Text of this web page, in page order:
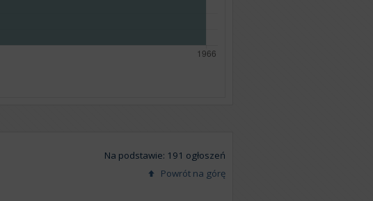
Na podstawie: 191 ogłoszeń
Powrót na górę